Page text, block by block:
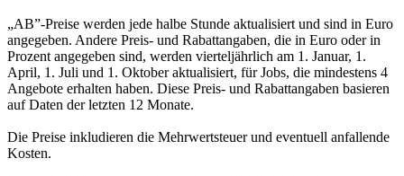
„AB”-Preise werden jede halbe Stunde aktualisiert und sind in Euro
angegeben. Andere Preis- und Rabattangaben, die in Euro oder in
Prozent angegeben sind, werden vierteljährlich am 1. Januar, 1.
April, 1. Juli und 1. Oktober aktualisiert, für Jobs, die mindestens 4
Angebote erhalten haben. Diese Preis- und Rabattangaben basieren
auf Daten der letzten 12 Monate.
Die Preise inkludieren die Mehrwertsteuer und eventuell anfallende
Kosten.